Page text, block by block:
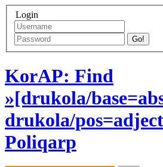
Login
Go!
KorAP: Find
»[drukola/
drukola/
Poliqarp